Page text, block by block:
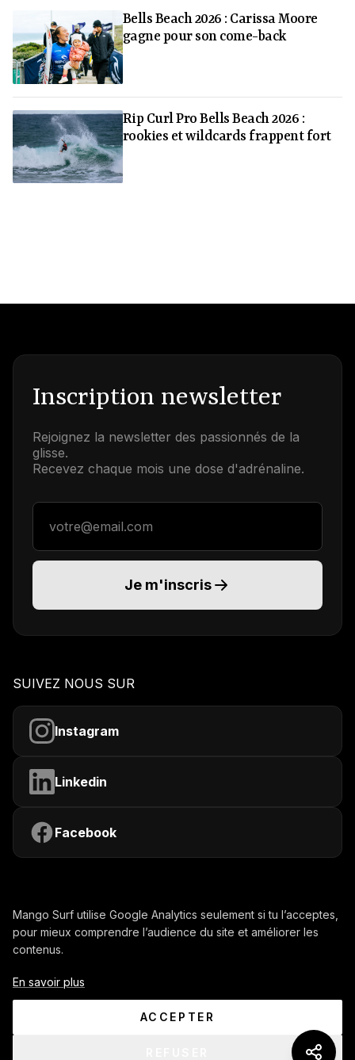
Bells Beach 2026 : Carissa Moore
gagne pour son come-back
Rip Curl Pro Bells Beach 2026 :
rookies et wildcards frappent fort
Inscription newsletter
Rejoignez la newsletter des passionnés de la
glisse.
Recevez chaque mois une dose d'adrénaline.
Adresse email
Je m'inscris
SUIVEZ NOUS SUR
Instagram
Linkedin
Facebook
Contactez-nous
Confidentialité
Mango Surf utilise Google Analytics seulement si tu l’acceptes,
pour mieux comprendre l’audience du site et améliorer les
contenus.
En savoir plus
ACCEPTER